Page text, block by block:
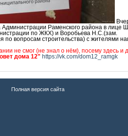
Администрации Раменского района в лице
по ЖКХ) и Воробьева Н.С.(зам.
по вопросам строительства) с жителями
не смог (не знал о нём), посему здесь и
дома 12" https://vk.com/dom12_ramgk
Полная версия сайта